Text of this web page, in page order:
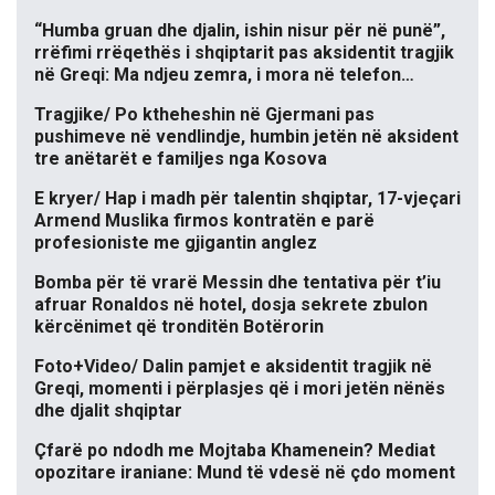
“Humba gruan dhe djalin, ishin nisur për në punë”,
rrëfimi rrëqethës i shqiptarit pas aksidentit tragjik
në Greqi: Ma ndjeu zemra, i mora në telefon…
Tragjike/ Po ktheheshin në Gjermani pas
pushimeve në vendlindje, humbin jetën në aksident
tre anëtarët e familjes nga Kosova
E kryer/ Hap i madh për talentin shqiptar, 17-vjeçari
Armend Muslika firmos kontratën e parë
profesioniste me gjigantin anglez
Bomba për të vrarë Messin dhe tentativa për t’iu
afruar Ronaldos në hotel, dosja sekrete zbulon
kërcënimet që tronditën Botërorin
Foto+Video/ Dalin pamjet e aksidentit tragjik në
Greqi, momenti i përplasjes që i mori jetën nënës
dhe djalit shqiptar
Çfarë po ndodh me Mojtaba Khamenein? Mediat
opozitare iraniane: Mund të vdesë në çdo moment